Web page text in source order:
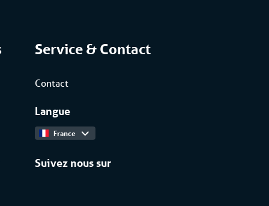
Service & Contact
Contact
Langue
France
Suivez nous sur